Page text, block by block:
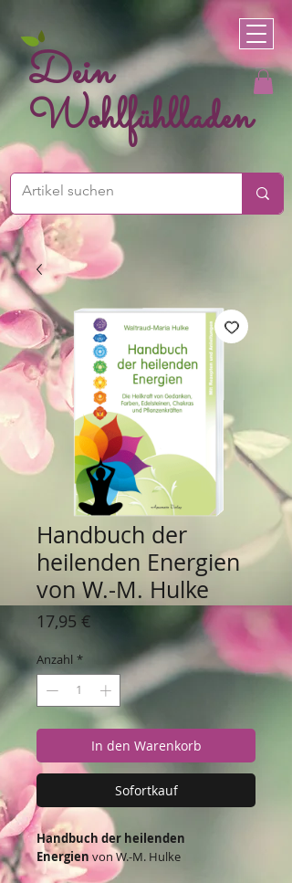
Dein
Wohlfühlladen
Handbuch der
heilenden Energien
von W.-M. Hulke
17,95 €
Anzahl *
In den Warenkorb
Sofortkauf
Handbuch der heilenden
Energien von W.-M. Hulke